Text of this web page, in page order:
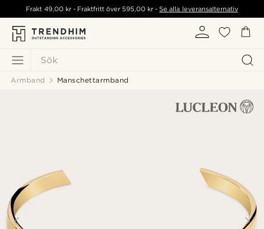
Sök
Frakt 49,00 kr- Fraktfritt över595,00 kr -Se alla leveransalternativ
Armband Manschettarmband